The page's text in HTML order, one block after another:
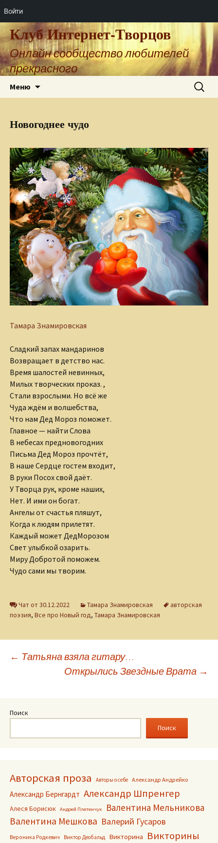
Войти
Клуб Интернет-Творцов
Онлайн сообщество любителей
прекрасного
Меню Найти:
Новогоднее чудо
Тамара Знамировская
Сладкий запах мандаринов
Возвращает в детство нас.
Время шалостей невинных,
Милых творческих проказ. ,
Стали взрослыми. Но всё же
Чуда ждём и волшебства,
Что нам Дед Мороз поможет.
Главное — найти Слова
В небесах предновогодних
Письма Дед Мороз прочтёт,
В наше Сердце гостем входит,
В руки Посох свой даёт.
У Творца рук, кроме наших,
Нет. И ими он богат.
Ангелы от счастья пляшут,
Когда к людям прилетят.
Каждый может ДедМорозом
Свет улыбкой озарить.
Миру Добротой поможем.
Чудо сами мы творим.
Чат от 30.12.2022 Тамара Знамировская
авторская
поэзия, Все про Новый год, Тамара Знамировская
Навигация
записям
← Татьяна взяла гитару…
Открылись Звездные Врата →
Поиск
Поиск
Авторская проза Авторы о себе Александр Андрейко
Александр Бернгардт Александр Шпренгер
Алеся Борисюк Андрей Плетенчук
Валентина Мельникова
Валентина Мешкова Валерий Гусаров
Вероника Родкевич Виктор Деобальд Викторина Викторины